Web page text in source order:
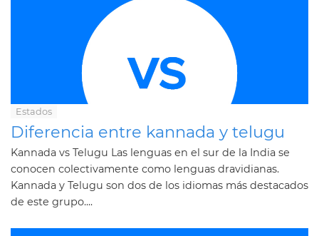
Estados
Diferencia entre kannada y telugu
Kannada vs Telugu Las lenguas en el sur de la India se
conocen colectivamente como lenguas dravidianas.
Kannada y Telugu son dos de los idiomas más destacados
de este grupo....